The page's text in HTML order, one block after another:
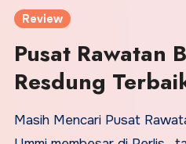
Review
Pusat Rawatan
Resdung
Masih Mencari Pusat